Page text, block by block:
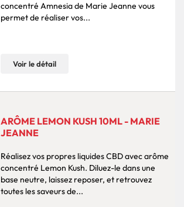
concentré Amnesia de Marie Jeanne vous
permet de réaliser vos...
Voir le détail
ARÔME LEMON KUSH 10ML - MARIE
JEANNE
Réalisez vos propres liquides CBD avec arôme
concentré Lemon Kush. Diluez-le dans une
base neutre, laissez reposer, et retrouvez
toutes les saveurs de...